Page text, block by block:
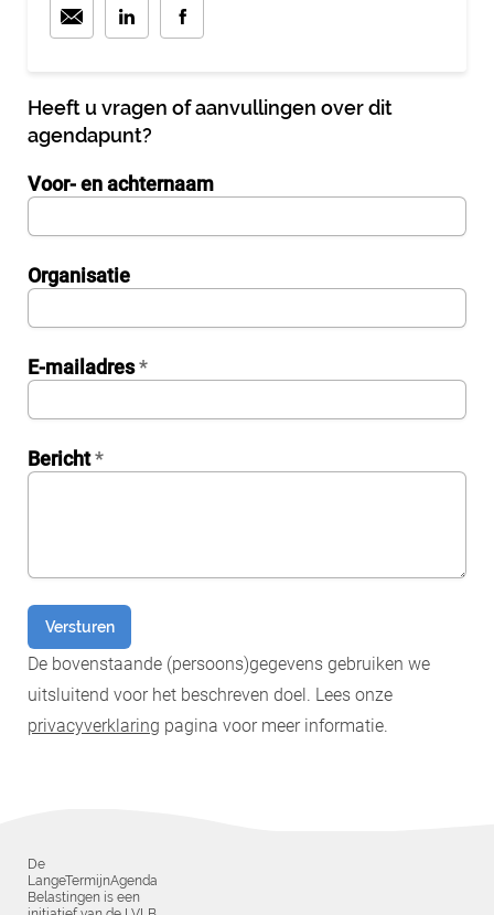
Heeft u vragen of aanvullingen over dit
agendapunt?
InternalFormDataPassing
bn1q0rrvUn2bmwl
WEK7sP7DXp5OiEV
Voor- en achternaam
Organisatie
E-mailadres*
Bericht*
Versturen
De bovenstaande (persoons)gegevens gebruiken we
uitsluitend voor het beschreven doel. Lees onze
privacyverklaring pagina voor meer informatie.
De
LangeTermijnAgenda
Belastingen is een